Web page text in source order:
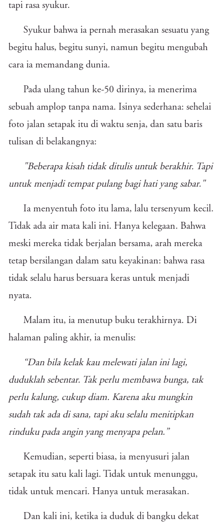
tapi rasa syukur.
Syukur bahwa ia pernah merasakan sesuatu yang
begitu halus, begitu sunyi, namun begitu mengubah
cara ia memandang dunia.
Pada ulang tahun ke-50 dirinya, ia menerima
sebuah amplop tanpa nama. Isinya sederhana: sehelai
foto jalan setapak itu di waktu senja, dan satu baris
tulisan di belakangnya:
"Beberapa kisah tidak ditulis untuk berakhir. Tapi
untuk menjadi tempat pulang bagi hati yang sabar."
Ia menyentuh foto itu lama, lalu tersenyum kecil.
Tidak ada air mata kali ini. Hanya kelegaan. Bahwa
meski mereka tidak berjalan bersama, arah mereka
tetap bersilangan dalam satu keyakinan: bahwa rasa
tidak selalu harus bersuara keras untuk menjadi
nyata.
Malam itu, ia menutup buku terakhirnya. Di
halaman paling akhir, ia menulis:
“Dan bila kelak kau melewati jalan ini lagi,
duduklah sebentar. Tak perlu membawa bunga, tak
perlu kalung, cukup diam. Karena aku mungkin
sudah tak ada di sana, tapi aku selalu menitipkan
rinduku pada angin yang menyapa pelan.”
Kemudian, seperti biasa, ia menyusuri jalan
setapak itu satu kali lagi. Tidak untuk menunggu,
tidak untuk mencari. Hanya untuk merasakan.
Dan kali ini, ketika ia duduk di bangku dekat